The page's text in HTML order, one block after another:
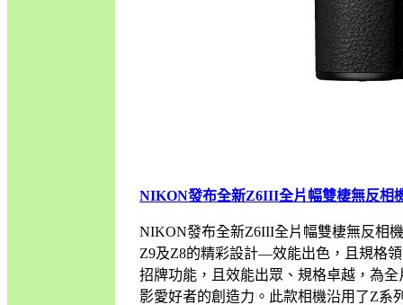
NIKON發布全新Z6III全片幅雙棲無反相
NIKON發布全新Z6III全片幅雙棲無反相
Z9及Z8的精彩設計—效能出色，且規格
招牌功能，且效能出眾、規格卓越，為
影愛好者的創造力。此款相機沿用了Z系